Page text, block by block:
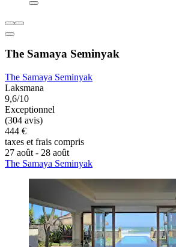
The Samaya Seminyak
The Samaya Seminyak
Laksmana
9,6/10
Exceptionnel
(304 avis)
444 €
taxes et frais compris
27 août - 28 août
The Samaya Seminyak